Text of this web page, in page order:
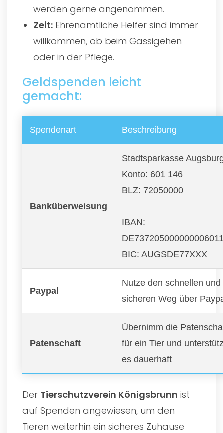
werden gerne angenommen.
Zeit: Ehrenamtliche Helfer sind immer
willkommen, ob beim Gassigehen
oder in der Pflege.
Geldspenden leicht
gemacht:
Spendenart Beschreibung
Banküberweisung
Stadtsparkasse
Konto: 601 146
BLZ: 72050000
IBAN:
BIC: AUGSDE77XXX
Paypal
Nutze den schnellen und
sicheren Weg über
Patenschaft
Übernimm die
für ein Tier und
es dauerhaft
Der Tierschutzverein Königsbrunn ist
auf Spenden angewiesen, um den
Tieren weiterhin ein sicheres Zuhause